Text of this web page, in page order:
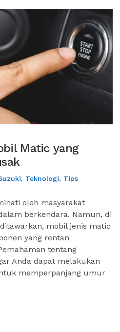
Matic yang
, Teknologi, Tips
oleh masyarakat
berkendara. Namun, di
mobil jenis matic
yang rentan
tentang
Anda dapat melakukan
memperpanjang umur